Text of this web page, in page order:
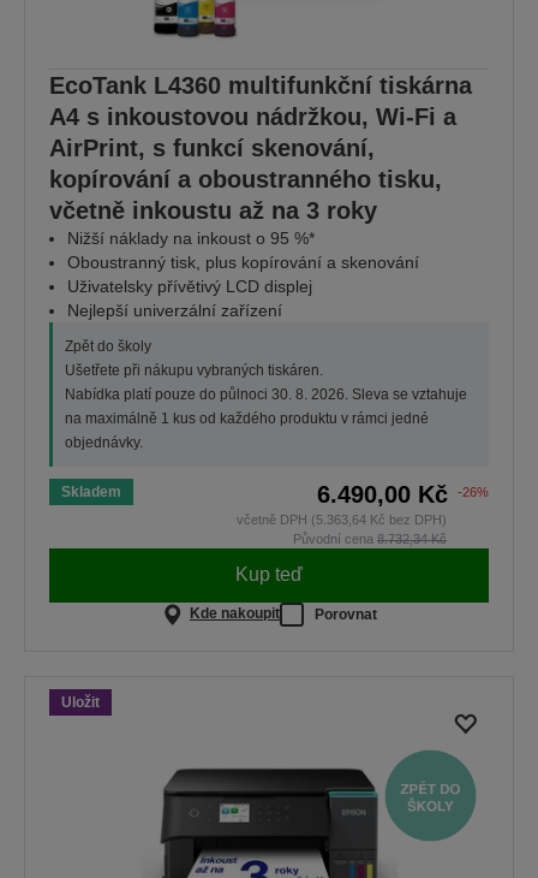
EcoTank L4360 multifunkční tiskárna
A4 s inkoustovou nádržkou, Wi-Fi a
AirPrint, s funkcí skenování,
kopírování a oboustranného tisku,
včetně inkoustu až na 3 roky
Nižší náklady na inkoust o 95 %*
Oboustranný tisk, plus kopírování a skenování
Uživatelsky přívětivý LCD displej
Nejlepší univerzální zařízení
Zpět do školy
Ušetřete při nákupu vybraných tiskáren.
Nabídka platí pouze do půlnoci 30. 8. 2026. Sleva se vztahuje
na maximálně 1 kus od každého produktu v rámci jedné
objednávky.
Skladem 6.490,00 Kč
-26%
včetně DPH (5.363,64 Kč bez DPH)
Původní cena 8.732,34 Kč
Kup teď
Kde nakoupit Porovnat
Uložit